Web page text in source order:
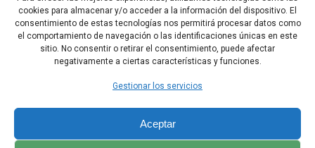
cookies para almacenar y/o acceder a la información del dispositivo. El
consentimiento de estas tecnologías nos permitirá procesar datos como
el comportamiento de navegación o las identificaciones únicas en este
sitio. No consentir o retirar el consentimiento, puede afectar
negativamente a ciertas características y funciones.
Gestionar los servicios
Aceptar
35 Porque el que hace la voluntad de Dios, ese es mi hermano, mi
hermana y mi madre».
Capítulo Anterior Capítulo Siguiente